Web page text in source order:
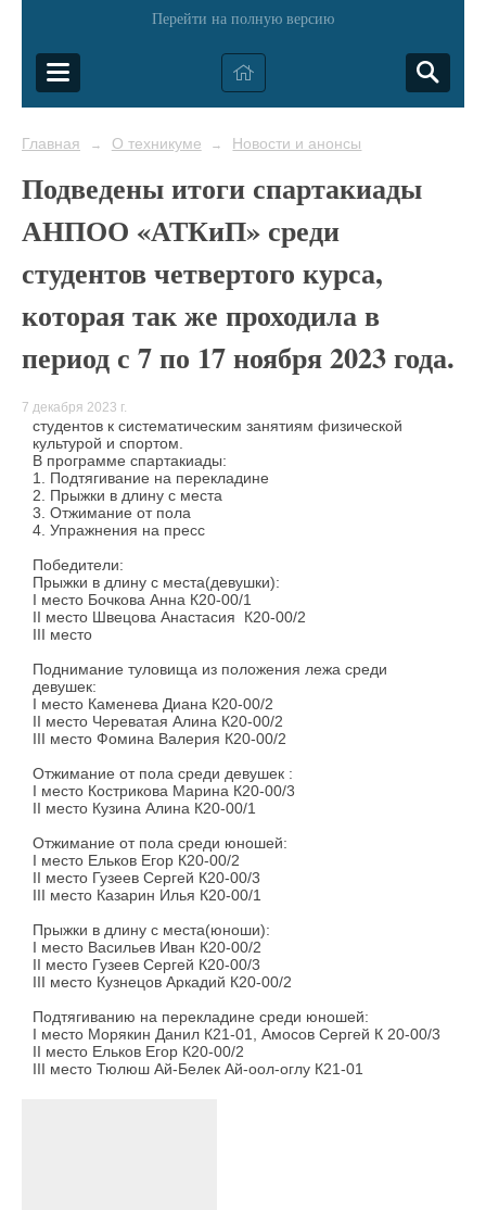
Перейти на полную версию
Главная → О техникуме → Новости и анонсы
Подведены итоги спартакиады
АНПОО «АТКиП» среди
студентов четвертого курса,
которая так же проходила в
период с 7 по 17 ноября 2023 года.
7 декабря 2023 г.
студентов к систематическим занятиям физической
культурой и спортом.
В программе спартакиады:
1. Подтягивание на перекладине
2. Прыжки в длину с места
3. Отжимание от пола
4. Упражнения на пресс
Победители:
Прыжки в длину с места(девушки):
I место Бочкова Анна К20-00/1
II место Швецова Анастасия
К20-00/2
III место
Поднимание туловища из положения лежа среди
девушек:
I место Каменева Диана К20-00/2
II место Череватая Алина К20-00/2
III место Фомина Валерия К20-00/2
Отжимание от пола среди девушек :
I место Кострикова Марина К20-00/3
II место Кузина Алина К20-00/1
Отжимание от пола среди юношей:
I место Ельков Егор К20-00/2
II место Гузеев Сергей К20-00/3
III место Казарин Илья К20-00/1
Прыжки в длину с места(юноши):
I место Васильев Иван К20-00/2
II место Гузеев Сергей К20-00/3
III место Кузнецов Аркадий К20-00/2
Подтягиванию на перекладине среди юношей:
I место Морякин Данил К21-01, Амосов Сергей К 20-00/3
II место Ельков Егор К20-00/2
III место Тюлюш Ай-Белек Ай-оол-оглу К21-01